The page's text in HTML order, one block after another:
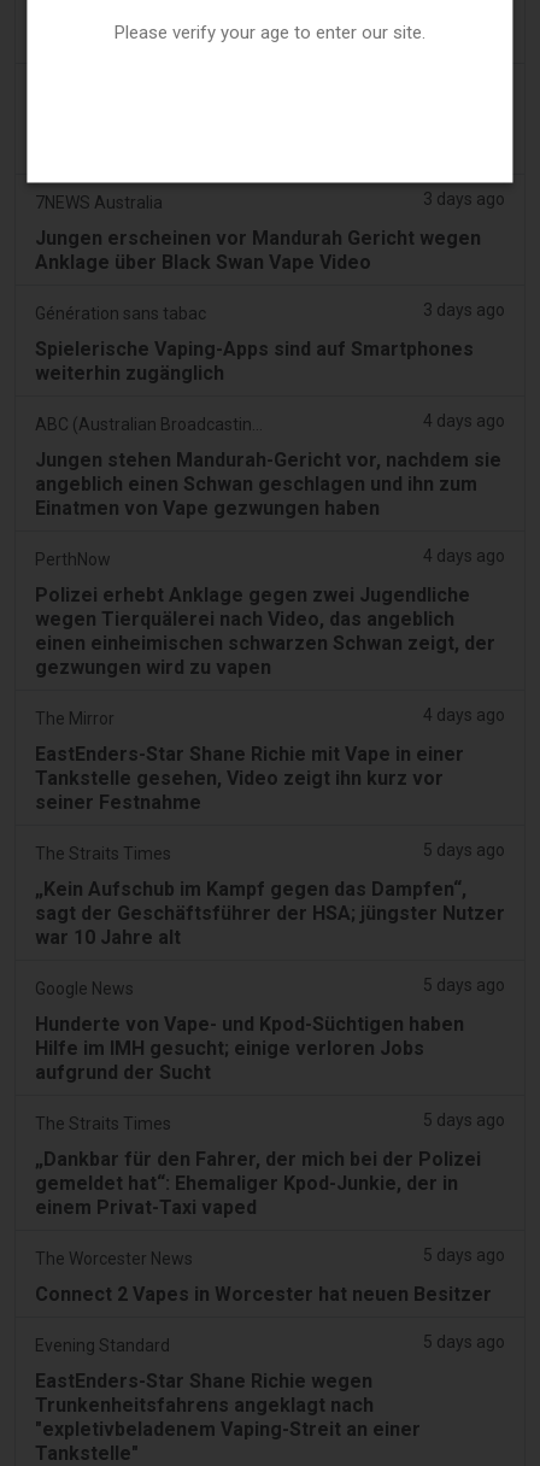
Reporter
7NEWS Australia 3 days ago
Jungen erscheinen vor Mandurah Gericht wegen
Anklage über Black Swan Vape Video
Génération sans tabac 3 days ago
Spielerische Vaping-Apps sind auf Smartphones
weiterhin zugänglich
4 days ago
Jungen stehen Mandurah-Gericht vor, nachdem sie
angeblich einen Schwan geschlagen und ihn zum
Einatmen von Vape gezwungen haben
PerthNow 4 days ago
Polizei erhebt Anklage gegen zwei Jugendliche
wegen Tierquälerei nach Video, das angeblich
einen einheimischen schwarzen Schwan zeigt, der
gezwungen wird zu vapen
The Mirror 4 days ago
EastEnders-Star Shane Richie mit Vape in einer
Tankstelle gesehen, Video zeigt ihn kurz vor
seiner Festnahme
The Straits Times 5 days ago
„Kein Aufschub im Kampf gegen das Dampfen“,
sagt der Geschäftsführer der HSA; jüngster Nutzer
war 10 Jahre alt
Google News 5 days ago
Hunderte von Vape- und Kpod-Süchtigen haben
Hilfe im IMH gesucht; einige verloren Jobs
aufgrund der Sucht
The Straits Times 5 days ago
„Dankbar für den Fahrer, der mich bei der Polizei
gemeldet hat“: Ehemaliger Kpod-Junkie, der in
einem Privat-Taxi vaped
The Worcester News 5 days ago
Connect 2 Vapes in Worcester hat neuen Besitzer
Evening Standard 5 days ago
EastEnders-Star Shane Richie wegen
Trunkenheitsfahrens angeklagt nach
"expletivbeladenem Vaping-Streit an einer
Tankstelle"
Please verify your age to enter our site.